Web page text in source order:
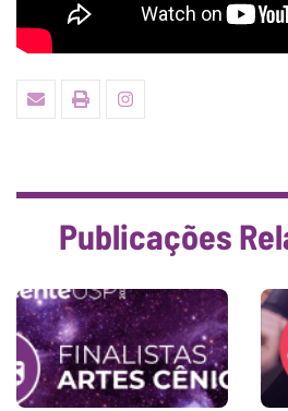
Publicações